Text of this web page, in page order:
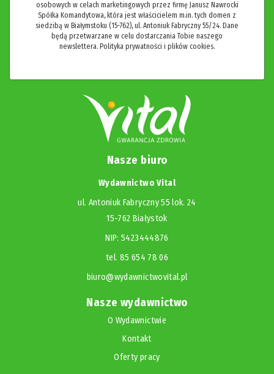
osobowych w celach marketingowych przez firmę Janusz Nawrocki
Spółka Komandytowa, która jest właścicielem m.in. tych domen z
siedzibą w Białymstoku (15-762), ul. Antoniuk Fabryczny 55/24. Dane
będą przetwarzane w celu dostarczania Tobie naszego
newslettera. Polityka prywatności i plików cookies.
Nasze biuro
Wydawnictwo Vital
ul. Antoniuk Fabryczny 55 lok. 24
15-762 Białystok
NIP: 5423444876
tel. 85 654 78 06
biuro@wydawnictwovital.pl
Nasze wydawnictwo
O Wydawnictwie
Kontakt
Oferty pracy